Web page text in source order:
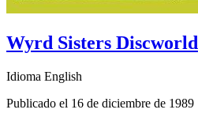
Wyrd Sisters Discworld
Idioma English
Publicado el 16 de diciembre de 1989